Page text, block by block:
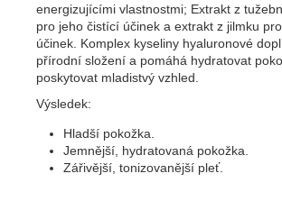
energizujícími vlastnostmi; Extrakt z
pro jeho čistící účinek a extrakt z jilmku
účinek. Komplex kyseliny hyaluronové
přírodní složení a pomáhá hydratovat
poskytovat mladistvý vzhled.
Výsledek:
Hladší pokožka.
Jemnější, hydratovaná pokožka.
Zářivější, tonizovanější pleť.